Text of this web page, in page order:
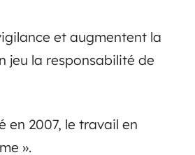
et augmentent la
jeu la responsabilité de
en 2007, le travail en
».